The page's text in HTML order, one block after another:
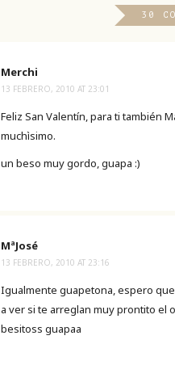
30
Merchi
13 FEBRERO, 2010 AT 23:01
Feliz San Valentín, para ti también
muchìsimo.
un beso muy gordo, guapa :)
MªJosé
13 FEBRERO, 2010 AT 23:16
Igualmente guapetona, espero
a ver si te arreglan muy prontito el
besitoss guapaa